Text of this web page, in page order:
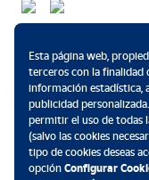
Esta página web,
terceros con la finalidad
información estadística,
publicidad
permitir el uso de todas
(salvo las cookies
tipo de cookies deseas
opción Configurar